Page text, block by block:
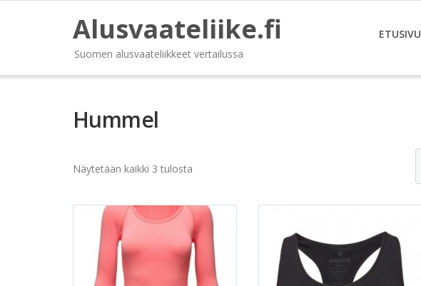
Alusvaateliike.fi
Suomen alusvaateliikkeet vertailussa
ETUSIVU
Hummel
Näytetään kaikki 3 tulosta